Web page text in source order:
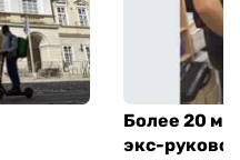
Более 20
экс-